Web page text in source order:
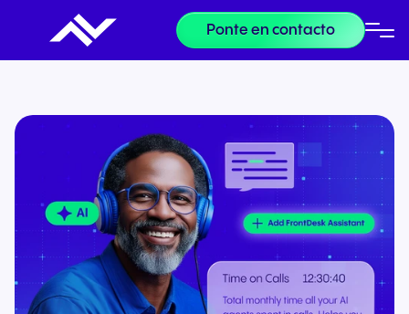
Ponte en contacto